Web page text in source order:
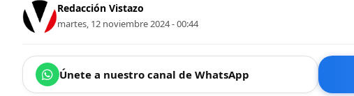
Redacción Vistazo
martes, 12 noviembre 2024 - 00:44
Únete a nuestro canal de WhatsApp